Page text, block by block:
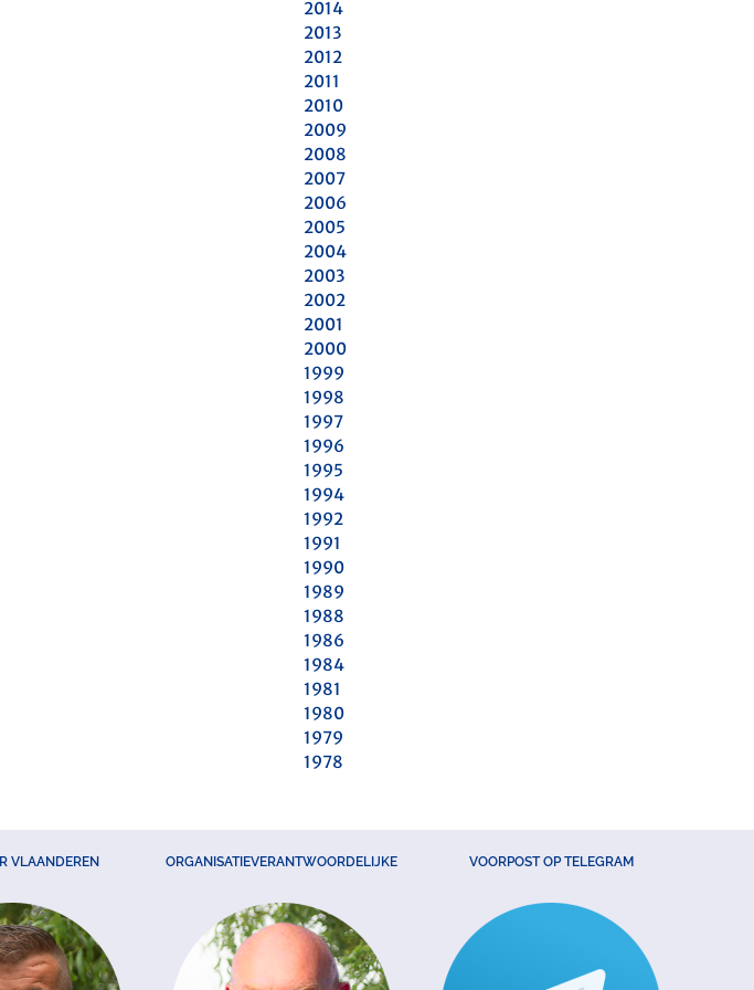
2014
2013
2012
2011
2010
2009
2008
2007
2006
2005
2004
2003
2002
2001
2000
1999
1998
1997
1996
1995
1994
1992
1991
1990
1989
1988
1986
1984
1981
1980
1979
1978
VLAANDEREN ORGANISATIEVERANTWOORDELIJKE VOORPOST OP TELEGRAM